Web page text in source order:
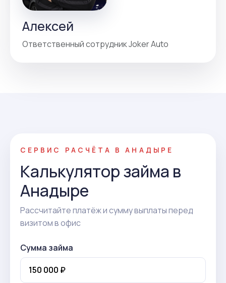
Алексей
Ответственный сотрудник Joker Auto
СЕРВИС РАСЧЁТА В АНАДЫРЕ
Калькулятор займа в
Анадыре
Рассчитайте платёж и сумму выплаты перед
визитом в офис
Сумма займа